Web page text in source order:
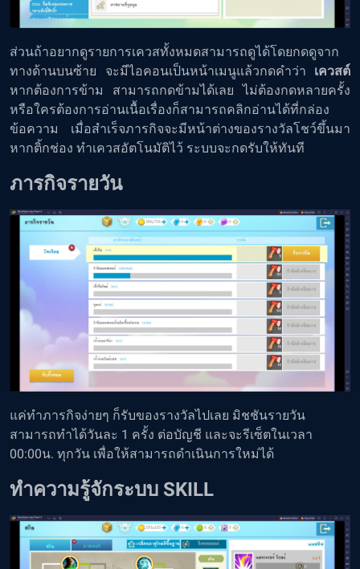
ส่วนถ้าอยากดูรายการเควสทั้งหมดสามารถดูได้โดยกดดูจาก
ทางด้านบนซ้าย จะมีไอคอนเป็นหน้าเมนูแล้วกดคำว่า เควสต์
หากต้องการข้าม สามารถกดข้ามได้เลย ไม่ต้องกดหลายครั้ง
หรือใครต้องการอ่านเนื้อเรื่องก็สามารถคลิกอ่านได้ที่กล่อง
ข้อความ เมื่อสำเร็จภารกิจจะมีหน้าต่างของรางวัลโชว์ขึ้นมา
หากติ้กช่อง ทำเควสอัตโนมัติไว้ ระบบจะกดรับให้ทันที
ภารกิจรายวัน
แค่ทำภารกิจง่ายๆ ก็รับของรางวัลไปเลย มิชชันรายวัน
สามารถทำได้วันละ 1 ครั้ง ต่อบัญชี และจะรีเซ็ตในเวลา
00:00น. ทุกวัน เพื่อให้สามารถดำเนินการใหม่ได้
ทำความรู้จักระบบ SKILL